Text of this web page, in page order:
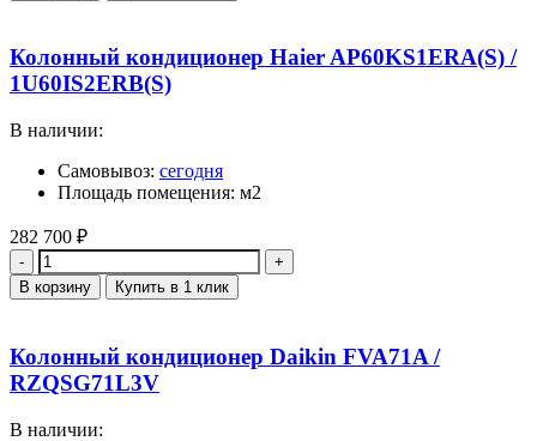
Колонный кондиционер Haier AP60KS1ERA(S) /
1U60IS2ERB(S)
В наличии:
Самовывоз: сегодня
Площадь помещения: м2
282 700 ₽
Количество
В корзину Купить в 1 клик
Колонный кондиционер Daikin FVA71A /
RZQSG71L3V
В наличии: